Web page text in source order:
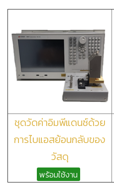
ชุดวัดค่าอิมพีแดนซ์ด้วย
การไบแอสย้อนกลับของ
วัสดุ
พร้อมใช้งาน